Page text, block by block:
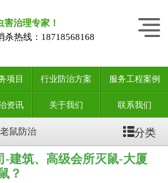
害治理专家！
杀热线： 18718568168
项目 行业防治方案 服务工程案例
资讯 关于我们 联系我们
老鼠防治 分类
-建筑、高级会所灭鼠-大厦
？